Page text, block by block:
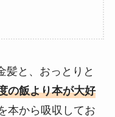
髪と、おっとりと
の飯より本が大好
本から吸収してお